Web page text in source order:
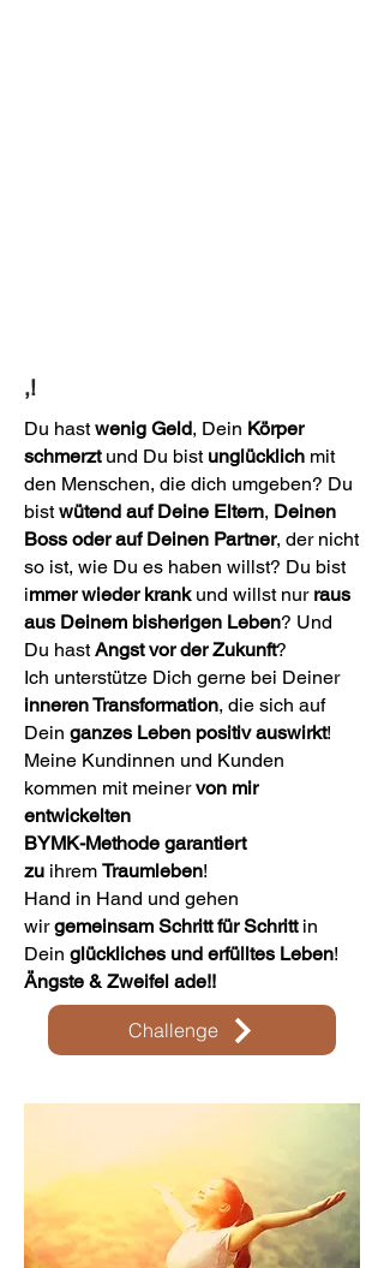
,!
Du hastwenig Geld, Dein Körper
schmerztund Du bist unglücklich mit
den Menschen, die dich umgeben? Du
bistwütend auf Deine Eltern, Deinen
Boss oder auf Deinen Partner, der nicht
so ist, wie Du es haben willst? Du bist
immer wieder krank und willst nur raus
aus Deinem bisherigen Leben? Und
Du hastAngst vor der Zukunft?
Ich unterstütze Dich gerne bei Deiner
inneren Transformation, die sich auf
Dein ganzes Leben positiv auswirkt!
Meine Kundinnen und Kunden
kommen mit meinervon mir
entwickelten
BYMK-Methode garantiert
zu ihrem Traumleben!
Hand in Hand und gehen
wirgemeinsam Schritt für Schrittin
Dein glückliches und erfülltes Leben!
Ängste & Zweifel ade!!
Challenge